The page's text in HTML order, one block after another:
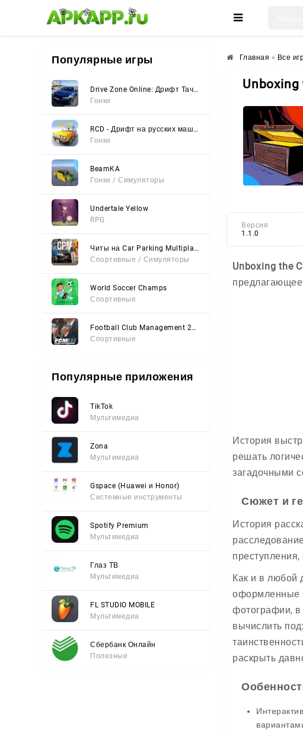
🌸 🌼 🌺
Популярные игры
Drive Zone Online: Дрифт Тачки
Гонки
RCD - Дрифт на русских машинах
Гонки
BeamKA
Гонки / Симуляторы
Undertale Yellow
RPG
Читы на Car Parking Multiplayer 2 (Все открыто, Мод-Меню)
Спортивные / Симуляторы
World Soccer Champs
Спортивные
Football Club Management 2023
Спортивные
Популярные приложения
TikTok
Мультимедиа
Zona
Мультимедиа
Gspace (Huawei и Honor)
Системные инструменты
Spotify Premium
Мультимедиа
Глаз ТВ
Мультимедиа
FL STUDIO MOBILE
Мультимедиа
Сбербанк Онлайн
Полезные
Главная » Все
Версия
1.1.0
Unboxing the
предлагающее
История
решать
загадочными
Сюжет и
История
Как и в любой
оформленные
фотографии, в
вычислить
раскрыть